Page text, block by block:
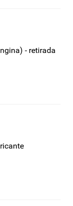
- retirada